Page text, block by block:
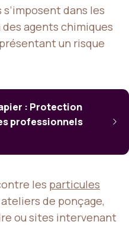
dans les
agents chimiques
un risque
: Protection
professionnels
les particules
de ponçage,
ou sites intervenant